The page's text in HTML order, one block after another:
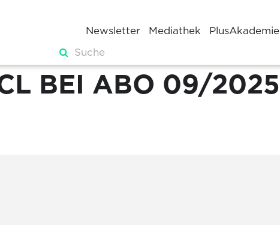
Newsletter Mediathek PlusAkademie
BEI ABO 09/2025